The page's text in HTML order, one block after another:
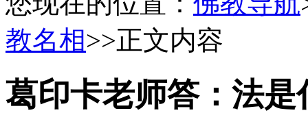
教名相>>正文内容
葛印卡老师答：法是